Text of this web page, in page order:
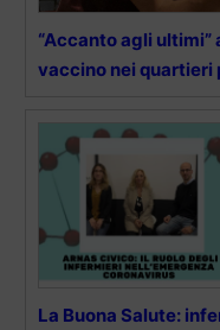
“Accanto agli ultimi”
vaccino nei quartieri
La Buona Salute: